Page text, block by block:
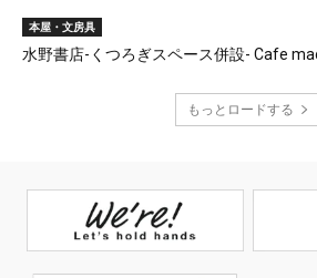
本屋・文房具
水野書店-くつろぎスペース併設- Cafe
もっとロードする